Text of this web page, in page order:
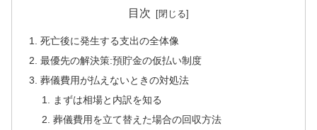
目次
死亡後に発生する支出の全体像
最優先の解決策:預貯金の仮払い制度
葬儀費用が払えないときの対処法
まずは相場と内訳を知る
葬儀費用を立て替えた場合の回収方法